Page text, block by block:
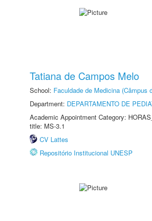
Tatiana de Campos Melo
School: Faculdade de Medicina (Câmpus
Department: DEPARTAMENTO DE
Academic Appointment Category:
title: MS-3.1
CV Lattes
Repositório Institucional UNESP